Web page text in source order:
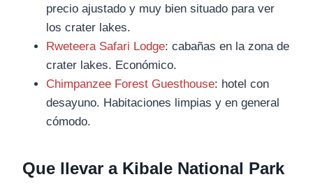
precio ajustado y muy bien situado para ver
los crater lakes.
Rweteera Safari Lodge: cabañas en la zona de
crater lakes. Económico.
Chimpanzee Forest Guesthouse: hotel con
desayuno. Habitaciones limpias y en general
cómodo.
Que llevar a Kibale National Park